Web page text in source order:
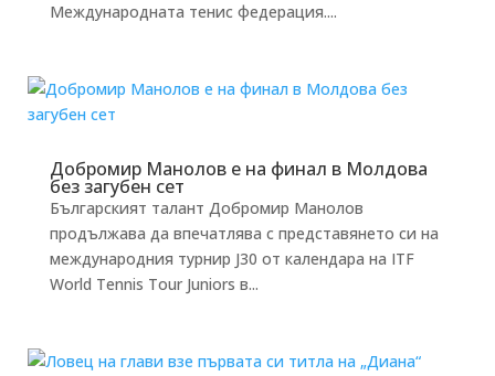
Международната тенис федерация....
Добромир Манолов е на финал в Молдова
без загубен сет
Българският талант Добромир Манолов
продължава да впечатлява с представянето си на
международния турнир J30 от календара на ITF
World Tennis Tour Juniors в...